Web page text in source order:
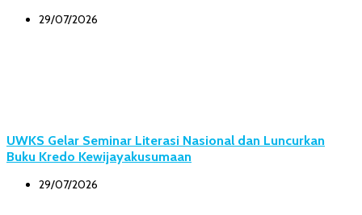
29/07/2026
UWKS Gelar Seminar Literasi Nasional dan Luncurkan
Buku Kredo Kewijayakusumaan
29/07/2026